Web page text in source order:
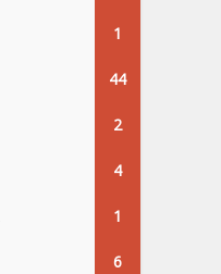
1
44
2
4
1
6